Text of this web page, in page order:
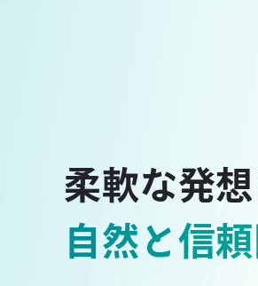
柔軟な発
自然と信